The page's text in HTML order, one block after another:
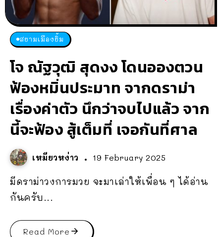
สยามเมืองยิ้ม
โจ ณัฐวุฒิ สุดงง โดนอองตวน
ฟ้องหมิ่นประมาท จากดราม่า
เรื่องค่าตัว นึกว่าจบไปแล้ว จาก
นี้จะฟ้อง สู้เต็มที่ เจอกันที่ศาล
เหมียวหง่าว 19 February 2025
มีดราม่าวงการมวย จะมาเล่าให้เพื่อน ๆ ได้อ่าน
กันครับ...
Read More